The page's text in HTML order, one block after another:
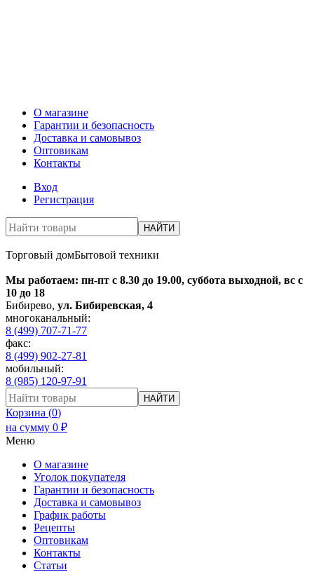
О магазине
Гарантии и безопасность
Доставка и самовывоз
Оптовикам
Контакты
Вход
Регистрация
НАЙТИ
Торговый домБытовой техники
Мы работаем: пн-пт с 8.30 до 19.00, суббота выходной, вс с
10 до 18
Бибирево, ул. Бибиревская, 4
многоканальный:
8 (499) 707-71-77
факс:
8 (499) 902-27-81
мобильный:
8 (985) 120-97-91
НАЙТИ
Корзина (0)
на сумму 0 ₽
Меню
О магазине
Уголок покупателя
Гарантии и безопасность
Доставка и самовывоз
График работы
Рецепты
Оптовикам
Контакты
Статьи